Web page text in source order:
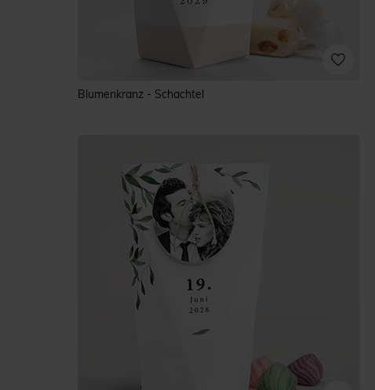
Blumenkranz - Schachtel